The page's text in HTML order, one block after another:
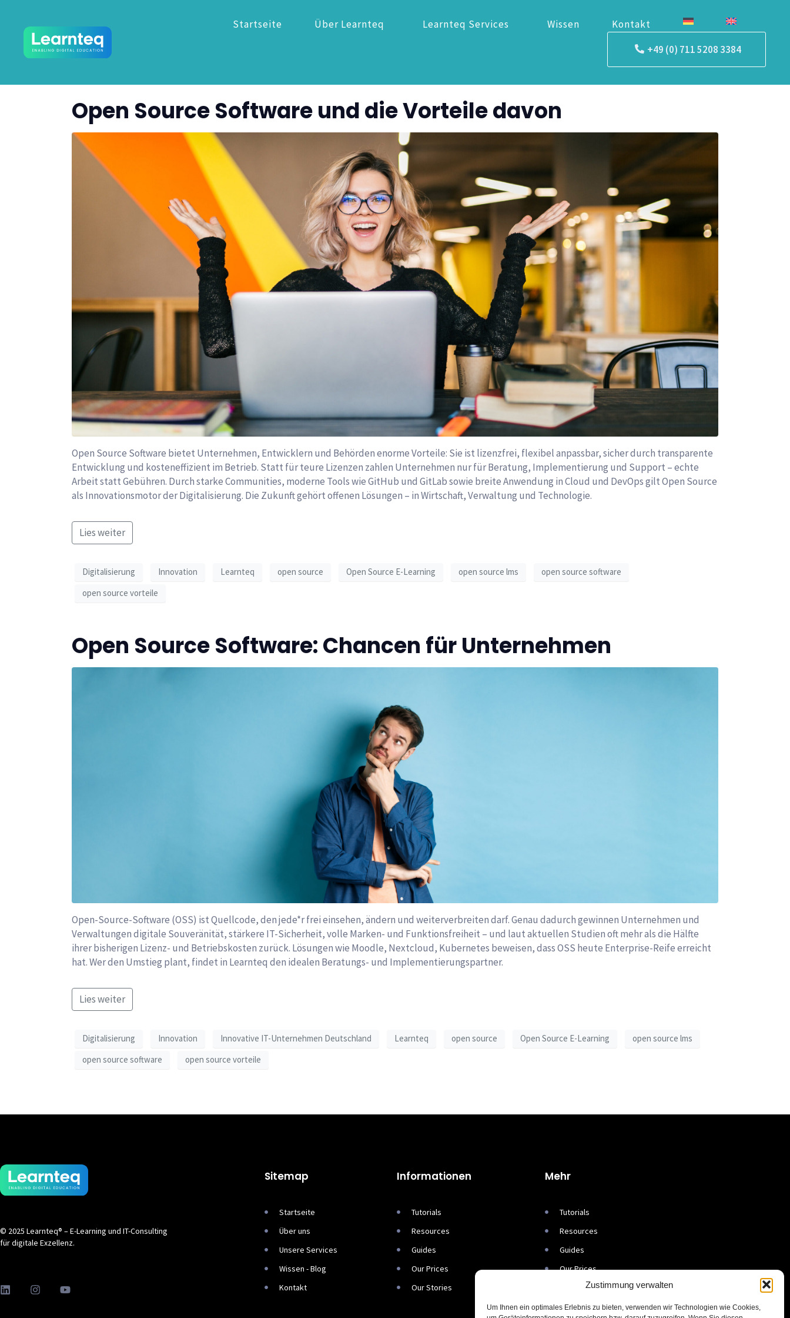
Zustimmung verwalten
Um Ihnen ein optimales Erlebnis zu bieten, verwenden wir Technologien wie Cookies,
Startseite Über Learnteq Learnteq Services Wissen
Kontakt
+49 (0) 711 5208 3384
Open Source Software und die Vorteile davon
Open Source Software bietet Unternehmen, Entwicklern und Behörden enorme Vorteile: Sie ist lizenzfrei, flexibel anpassbar, sicher durch transparente
Entwicklung und kosteneffizient im Betrieb. Statt für teure Lizenzen zahlen Unternehmen nur für Beratung, Implementierung und Support – echte
Arbeit statt Gebühren. Durch starke Communities, moderne Tools wie GitHub und GitLab sowie breite Anwendung in Cloud und DevOps gilt Open Source
als Innovationsmotor der Digitalisierung. Die Zukunft gehört offenen Lösungen – in Wirtschaft, Verwaltung und Technologie.
Lies weiter
Digitalisierung Innovation Learnteq open source Open Source E-Learning open source lms
open source software
open source vorteile
Open Source Software: Chancen für Unternehmen
Open-Source-Software (OSS) ist Quellcode, den jede*r frei einsehen, ändern und weiter­verbreiten darf. Genau dadurch gewinnen Unternehmen und
Verwaltungen digitale Souveränität, stärkere IT-Sicherheit, volle Marken- und Funktions­freiheit – und laut aktuellen Studien oft mehr als die Hälfte
ihrer bisherigen Lizenz- und Betriebs­kosten zurück. Lösungen wie Moodle, Nextcloud, Kubernetes beweisen, dass OSS heute Enterprise-Reife erreicht
hat. Wer den Umstieg plant, findet in Learnteq den idealen Beratungs- und Implementierungs­partner.
Lies weiter
Digitalisierung Innovation Innovative IT-Unternehmen Deutschland Learnteq open source Open Source E-Learning
open source lms
open source software
open source vorteile
© 2025 Learnteq® – E-Learning und IT-Consulting
für digitale Exzellenz.
Sitemap
Startseite
Über uns
Unsere Services
Wissen - Blog
Kontakt
Informationen
Tutorials
Resources
Guides
Our Prices
Our Stories
Mehr
Tutorials
Resources
Guides
Our Prices
Our Stories